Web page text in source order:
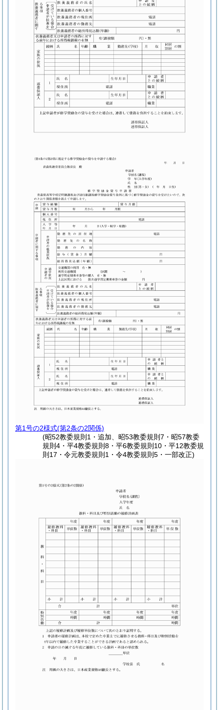
第1号の2様式(第2条の2関係)
(昭52教委規則1・追加、昭53教委規則7・昭57教委
規則4・平4教委規則8・平6教委規則10・平12教委規
則17・令元教委規則1・令4教委規則5・一部改正)